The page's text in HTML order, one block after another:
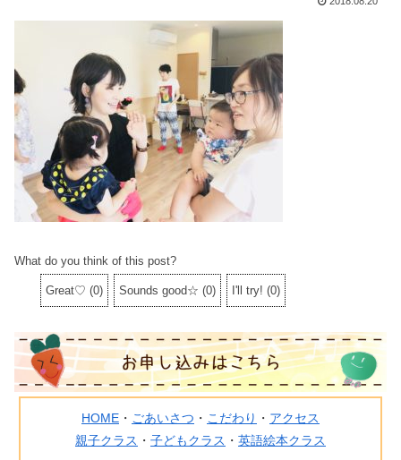
What do you think of this post?
Great♡ (0) Sounds good☆ (0) I'll try! (0)
HOME ・ ごあいさつ ・ こだわり ・ アクセス
親子クラス ・ 子どもクラス ・ 英語絵本クラス